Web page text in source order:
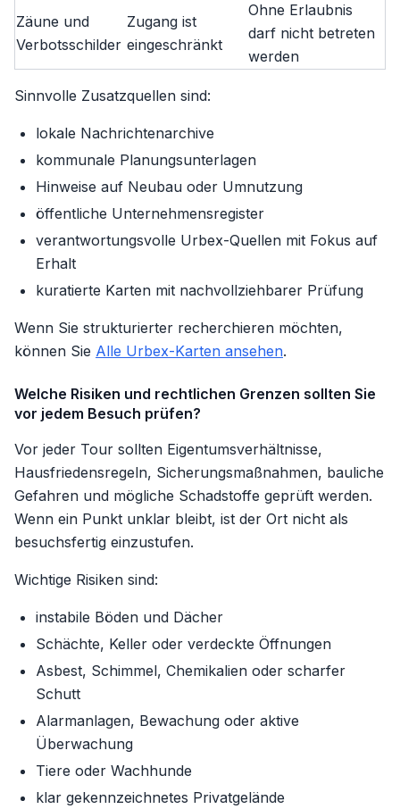
Zäune und
Verbotsschilder
Zugang ist
eingeschränkt
Ohne Erlaubnis
darf nicht betreten
werden
Sinnvolle Zusatzquellen sind:
lokale Nachrichtenarchive
kommunale Planungsunterlagen
Hinweise auf Neubau oder Umnutzung
öffentliche Unternehmensregister
verantwortungsvolle Urbex-Quellen mit Fokus auf
Erhalt
kuratierte Karten mit nachvollziehbarer Prüfung
Wenn Sie strukturierter recherchieren möchten,
können Sie Alle Urbex-Karten ansehen.
Welche Risiken und rechtlichen Grenzen sollten Sie
vor jedem Besuch prüfen?
Vor jeder Tour sollten Eigentumsverhältnisse,
Hausfriedensregeln, Sicherungsmaßnahmen, bauliche
Gefahren und mögliche Schadstoffe geprüft werden.
Wenn ein Punkt unklar bleibt, ist der Ort nicht als
besuchsfertig einzustufen.
Wichtige Risiken sind:
instabile Böden und Dächer
Schächte, Keller oder verdeckte Öffnungen
Asbest, Schimmel, Chemikalien oder scharfer
Schutt
Alarmanlagen, Bewachung oder aktive
Überwachung
Tiere oder Wachhunde
klar gekennzeichnetes Privatgelände